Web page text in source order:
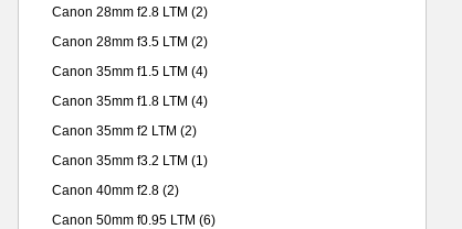
Canon 28mm f2.8 LTM (2)
Canon 28mm f3.5 LTM (2)
Canon 35mm f1.5 LTM (4)
Canon 35mm f1.8 LTM (4)
Canon 35mm f2 LTM (2)
Canon 35mm f3.2 LTM (1)
Canon 40mm f2.8 (2)
Canon 50mm f0.95 LTM (6)